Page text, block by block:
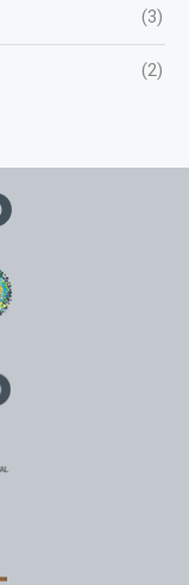
(3)
(2)